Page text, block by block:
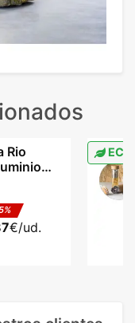
Rio
€/ud.
ECO